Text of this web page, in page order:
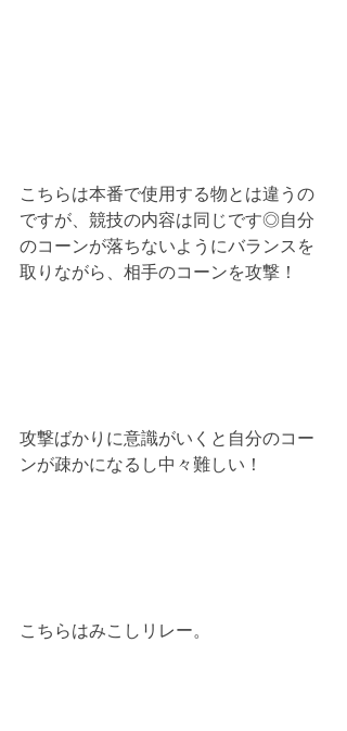
こちらは本番で使用する物とは違うの
ですが、競技の内容は同じです◎自分
のコーンが落ちないようにバランスを
取りながら、相手のコーンを攻撃！
攻撃ばかりに意識がいくと自分のコー
ンが疎かになるし中々難しい！
こちらはみこしリレー。